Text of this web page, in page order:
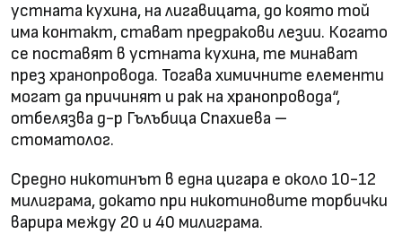
устната кухина, на лигавицата, до която той
има контакт, стават предракови лезии. Когато
се поставят в устната кухина, те минават
през хранопровода. Тогава химичните елементи
могат да причинят и рак на хранопровода“,
отбелязва д-р Гълъбица Спахиева –
стоматолог.
Средно никотинът в една цигара е около 10-12
милиграма, докато при никотиновите торбички
варира между 20 и 40 милиграма.